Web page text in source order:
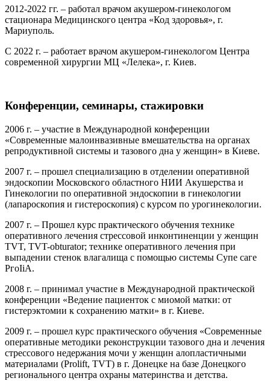
2012-2022 гг. – работал врачом акушером-гинекологом
стационара Медицинского центра «Код здоровья», г.
Мариуполь.
С 2022 г. – работает врачом акушером-гинекологом Центра
современной хирургии МЦ «Лелека», г. Киев.
Конференции, семинары, стажировки
2006 г. – участие в Международной конференции
«Современные малоинвазивные вмешательства на органах
репродуктивной системы и тазового дна у женщин» в Киеве.
2007 г. – прошел специализацию в отделении оперативной
эндоскопии Московского областного НИИ Акушерства и
Гинекологии по оперативной эндоскопии в гинекологии
(лапароскопия и гистероскопия) с курсом по урогинекологии.
2007 г. – Прошел курс практического обучения технике
оперативного лечения стрессовой инконтиненции у женщин
TVT, TVT-obturator; технике оперативного лечения при
выпадении стенок влагалища с помощью системы Супе саге
РгоІіА.
2008 г. – принимал участие в Международной практической
конференции «Ведение пациенток с миомой матки: от
гистерэктомии к сохранению матки» в г. Киеве.
2009 г. – прошел курс практического обучения «Современные
оперативные методики реконструкции тазового дна и лечения
стрессового недержания мочи у женщин алопластичными
материалами (Prolift, TVT) в г. Донецке на базе Донецкого
регионального центра охраны материнства и детства.